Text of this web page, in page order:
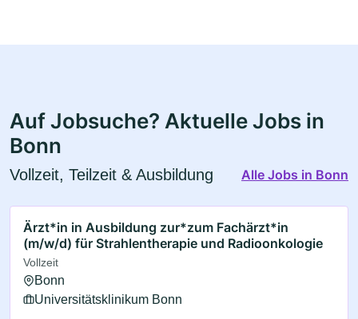
Auf Jobsuche? Aktuelle Jobs in
Bonn
Vollzeit, Teilzeit & Ausbildung Alle Jobs in Bonn
Ärzt*in in Ausbildung zur*zum Fachärzt*in
(m/w/d) für Strahlentherapie und Radioonkologie
Vollzeit
Bonn
Universitätsklinikum Bonn